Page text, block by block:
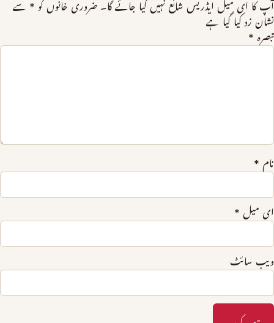
آپ کا ای میل ایڈریس شائع نہیں کیا جائے گا۔ ضروری خانوں کو * سے
نشان زد کیا گیا ہے
تبصرہ *
نام *
ای میل *
ویب‌ سائٹ